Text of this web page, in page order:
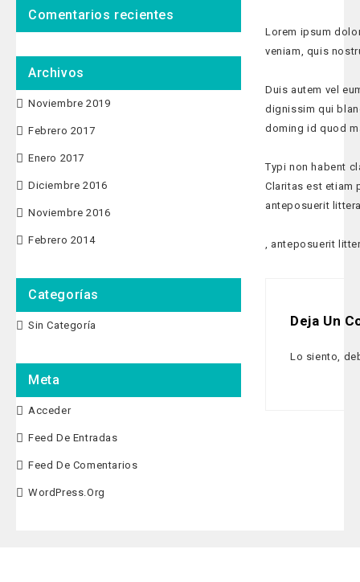
Lorem ipsum
veniam, quis
Duis autem vel
dignissim qui
doming id quod
Typi non habent
Claritas est etiam
anteposuerit
, anteposuerit
Deja Un
Lo siento,
Comentarios recientes
Archivos
Noviembre 2019
Febrero 2017
Enero 2017
Diciembre 2016
Noviembre 2016
Febrero 2014
Categorías
Sin Categoría
Meta
Acceder
Feed De Entradas
Feed De Comentarios
WordPress.org